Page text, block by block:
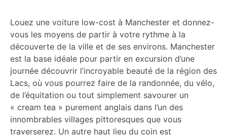
Louez une voiture low-cost à Manchester et donnez-
vous les moyens de partir à votre rythme à la
découverte de la ville et de ses environs. Manchester
est la base idéale pour partir en excursion d’une
journée découvrir l’incroyable beauté de la région des
Lacs, où vous pourrez faire de la randonnée, du vélo,
de l’équitation ou tout simplement savourer un
« cream tea » purement anglais dans l’un des
innombrables villages pittoresques que vous
traverserez. Un autre haut lieu du coin est